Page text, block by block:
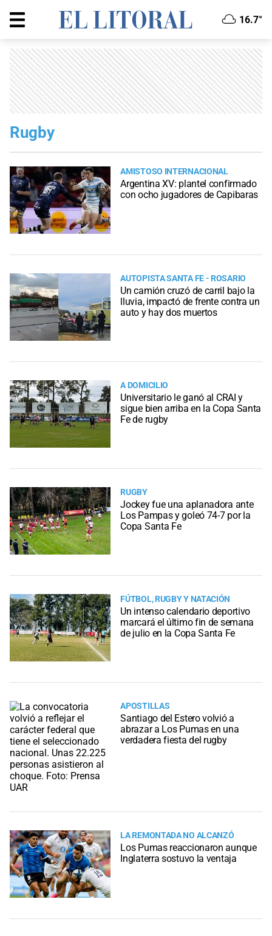
16.7°
Rugby
AMISTOSO INTERNACIONAL
Argentina XV: plantel confirmado
con ocho jugadores de Capibaras
AUTOPISTA SANTA FE - ROSARIO
Un camión cruzó de carril bajo la
lluvia, impactó de frente contra un
auto y hay dos muertos
A DOMICILIO
Universitario le ganó al CRAI y
sigue bien arriba en la Copa Santa
Fe de rugby
RUGBY
Jockey fue una aplanadora ante
Los Pampas y goleó 74-7 por la
Copa Santa Fe
FÚTBOL, RUGBY Y NATACIÓN
Un intenso calendario deportivo
marcará el último fin de semana
de julio en la Copa Santa Fe
APOSTILLAS
Santiago del Estero volvió a
abrazar a Los Pumas en una
verdadera fiesta del rugby
LA REMONTADA NO ALCANZÓ
Los Pumas reaccionaron aunque
Inglaterra sostuvo la ventaja